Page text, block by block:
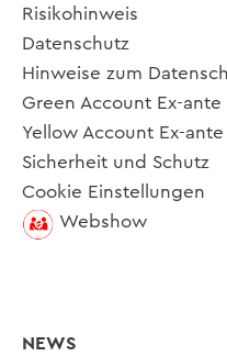
Risikohinweis
Datenschutz
Hinweise zum
Green Account Ex-
Yellow Account Ex-
Sicherheit und Schutz
Cookie Einstellungen
Webshow
NEWS